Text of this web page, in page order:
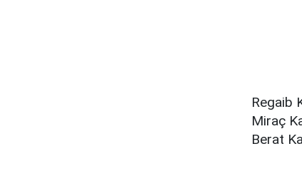
Regaib
Miraç
Berat